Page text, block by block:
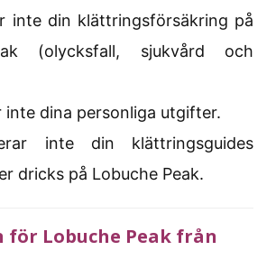
inte din klättringsförsäkring på
(olycksfall, sjukvård och
inte dina personliga utgifter.
inte din klättringsguides
dricks på Lobuche Peak.
Lobuche Peak från